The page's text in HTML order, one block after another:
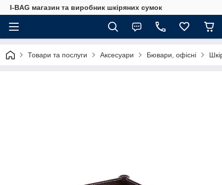
I-BAG магазин та виробник шкіряних сумок
Товари та послуги Аксесуари Бювари, офісні